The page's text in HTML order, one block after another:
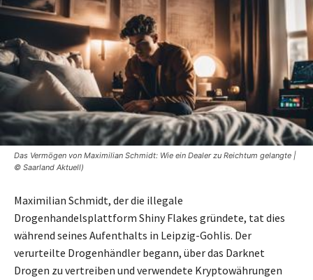
Das Vermögen von Maximilian Schmidt: Wie ein Dealer zu Reichtum gelangte |
© Saarland Aktuell)
Maximilian Schmidt, der die illegale
Drogenhandelsplattform Shiny Flakes gründete, tat dies
während seines Aufenthalts in Leipzig-Gohlis. Der
verurteilte Drogenhändler begann, über das Darknet
Drogen zu vertreiben und verwendete Kryptowährungen